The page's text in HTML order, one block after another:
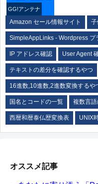
GG!アンテナ
Amazon セール情報サイト 子
SimpleAppLinks - Wordpress プ
IP アドレス確認 User Agent
テキストの差分を確認するやつ
16進数,10進数,2進数変換するや
国名とコードの一覧 複数言
西暦和暦泰仏歴変換表 UNIX
オススメ記事